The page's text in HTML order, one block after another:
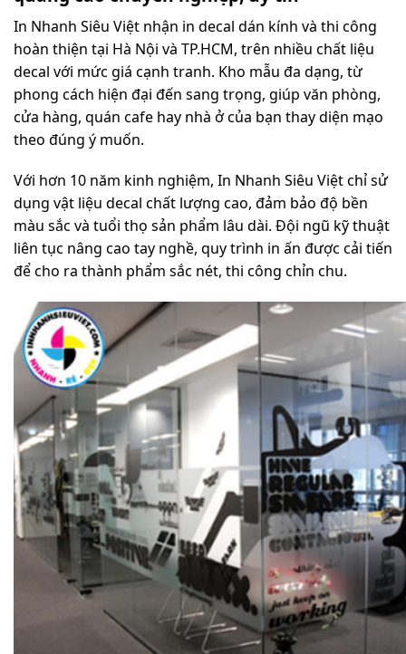
In Nhanh Siêu Việt nhận in decal dán kính và thi công
hoàn thiện tại Hà Nội và TP.HCM, trên nhiều chất liệu
decal với mức giá cạnh tranh. Kho mẫu đa dạng, từ
phong cách hiện đại đến sang trọng, giúp văn phòng,
cửa hàng, quán cafe hay nhà ở của bạn thay diện mạo
theo đúng ý muốn.
Với hơn 10 năm kinh nghiệm, In Nhanh Siêu Việt chỉ sử
dụng vật liệu decal chất lượng cao, đảm bảo độ bền
màu sắc và tuổi thọ sản phẩm lâu dài. Đội ngũ kỹ thuật
liên tục nâng cao tay nghề, quy trình in ấn được cải tiến
để cho ra thành phẩm sắc nét, thi công chỉn chu.